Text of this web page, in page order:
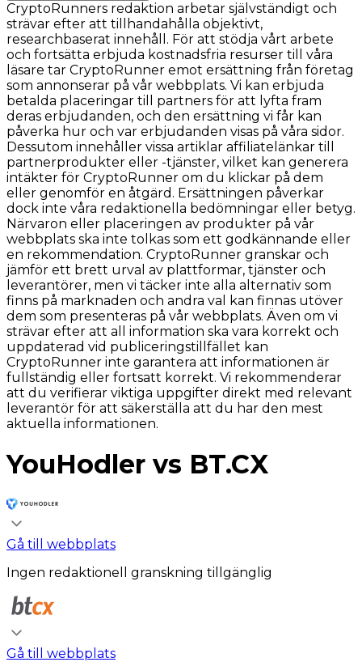
CryptoRunners redaktion arbetar självständigt och
strävar efter att tillhandahålla objektivt,
researchbaserat innehåll. För att stödja vårt arbete
och fortsätta erbjuda kostnadsfria resurser till våra
läsare tar CryptoRunner emot ersättning från företag
som annonserar på vår webbplats. Vi kan erbjuda
betalda placeringar till partners för att lyfta fram
deras erbjudanden, och den ersättning vi får kan
påverka hur och var erbjudanden visas på våra sidor.
Dessutom innehåller vissa artiklar affiliatelänkar till
partnerprodukter eller -tjänster, vilket kan generera
intäkter för CryptoRunner om du klickar på dem
eller genomför en åtgärd. Ersättningen påverkar
dock inte våra redaktionella bedömningar eller betyg.
Närvaron eller placeringen av produkter på vår
webbplats ska inte tolkas som ett godkännande eller
en rekommendation. CryptoRunner granskar och
jämför ett brett urval av plattformar, tjänster och
leverantörer, men vi täcker inte alla alternativ som
finns på marknaden och andra val kan finnas utöver
dem som presenteras på vår webbplats. Även om vi
strävar efter att all information ska vara korrekt och
uppdaterad vid publiceringstillfället kan
CryptoRunner inte garantera att informationen är
fullständig eller fortsatt korrekt. Vi rekommenderar
att du verifierar viktiga uppgifter direkt med relevant
leverantör för att säkerställa att du har den mest
aktuella informationen.
YouHodler vs BT.CX
Gå till webbplats
Ingen redaktionell granskning tillgänglig
Gå till webbplats